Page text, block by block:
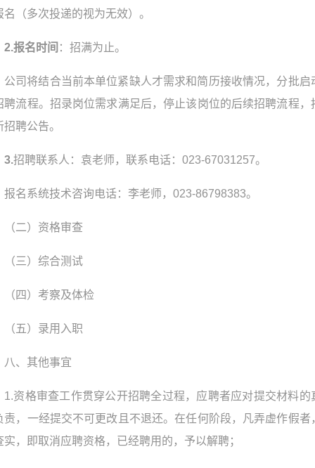
名（多次投递的视为无效）。
2.报名 时间 ：招满为止。
公司将结合当前本单位紧缺人才需求和简历接收情况，分批启
聘流程。招录岗位需求满足后，停止该岗位的后续招聘流程，
招聘公告。
3.招聘联系人：袁老师，联系电话：023-67031257。
报名系统技术咨询电话：李老师，023-86798383。
（二）资格审查
（三）综合测试
（四）考察及体检
（五）录用入职
八、其他事宜
1.资格审查工作贯穿公开招聘全过程，应聘者应对提交材料的
责，一经提交不可更改且不退还。在任何阶段，凡弄虚作假者
实，即取消应聘资格，已经聘用的，予以解聘；